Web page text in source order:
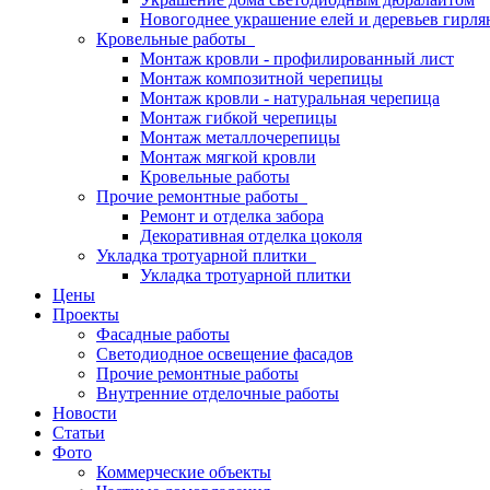
Новогоднее украшение елей и деревьев
Кровельные работы
Монтаж кровли - профилированный лист
Монтаж композитной черепицы
Монтаж кровли - натуральная черепица
Монтаж гибкой черепицы
Монтаж металлочерепицы
Монтаж мягкой кровли
Кровельные работы
Прочие ремонтные работы
Ремонт и отделка забора
Декоративная отделка цоколя
Укладка тротуарной плитки
Укладка тротуарной плитки
Цены
Проекты
Фасадные работы
Светодиодное освещение фасадов
Прочие ремонтные работы
Внутренние отделочные работы
Новости
Статьи
Фото
Коммерческие объекты